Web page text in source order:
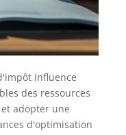
influence
des ressources
adopter une
d'optimisation